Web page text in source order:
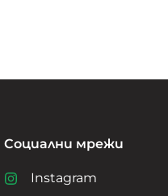
Социални мрежи
Instagram